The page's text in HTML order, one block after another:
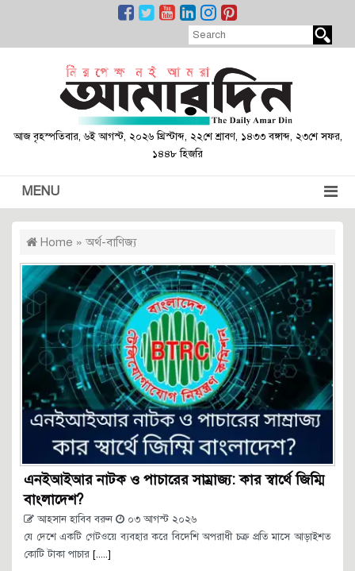
আজ বৃহস্পতিবার, ৬ই আগস্ট, ২০২৬ খ্রিস্টাব্দ, ২২শে শ্রাবণ, ১৪৩৩ বঙ্গাব্দ, ২৩শে সফর,
১৪৪৮ হিজরি
MENU
Home » অর্থ-বাণিজ্য
এনইআইআর নাটক ও পাচারের সাম্রাজ্য: কার স্বার্থে জিম্মি
বাংলাদেশ?
আহসান হাবিব বরুন
০৩ আগস্ট ২০২৬
যে দেশে একটি গেটওয়ে ব্যবহার করে বিদেশি অপরাধী চক্র প্রতি মাসে আড়াইশত
কোটি টাকা পাচার [.....]